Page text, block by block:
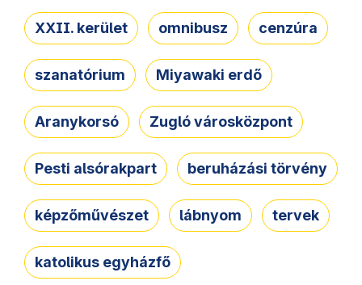
XXII. kerület omnibusz cenzúra
szanatórium Miyawaki erdő
Aranykorsó Zugló városközpont
Pesti alsórakpart beruházási törvény
képzőművészet lábnyom tervek
katolikus egyházfő